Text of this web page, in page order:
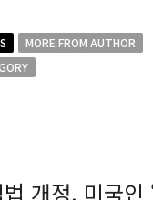
MORE FROM AUTHOR
개정, 미국인